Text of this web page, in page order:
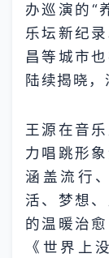
办巡演的“
乐坛新纪
昌等城市
陆续揭晓，
王源在音
力唱跳形
涵盖流行
活、梦想
的温暖治
《世界上